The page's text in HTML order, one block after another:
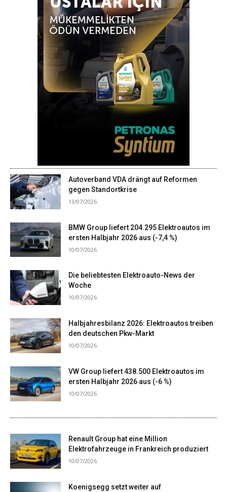
Autoverband VDA drängt auf Reformen
gegen Standortkrise
13/07/2026
BMW Group liefert 204.295 Elektroautos im
ersten Halbjahr 2026 aus (-7,4 %)
10/07/2026
Die beliebtesten Elektroauto-News der
Woche
10/07/2026
Halbjahresbilanz 2026: Elektroautos treiben
den deutschen Pkw-Markt
10/07/2026
VW Group liefert 438.500 Elektroautos im
ersten Halbjahr 2026 aus (-6 %)
10/07/2026
Renault Group hat eine Million
Elektrofahrzeuge in Frankreich produziert
10/07/2026
Koenigsegg setzt weiter auf